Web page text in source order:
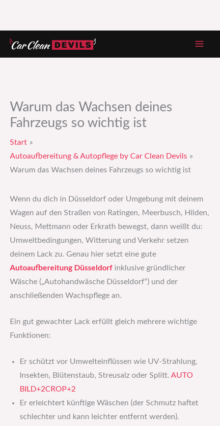
Zum
Inhalt
Warum das Wachsen deines
Fahrzeugs so wichtig ist
Start
Autoaufbereitung & Autopflege by Car Clean Devils
Warum das Wachsen deines Fahrzeugs so wichtig ist
Wenn du dich in Düsseldorf oder Umgebung mit deinem
Wagen auf den Straßen von Ratingen, Meerbusch, Hilden,
Neuss, Mettmann oder Erkrath bewegst, dann weißt du:
Umwelt­bedingungen, Witterung und Verkehr setzen
deinem Lack zu. Genau hier setzt eine gute
Autoaufbereitung Düsseldorf inklusive gründlicher
Wäsche („Autohandwäsche Düsseldorf“) und der
anschließenden Wachspflege an.
Ein gut gewachter Lack erfüllt gleich mehrere wichtige
Funktionen:
Er schützt vor Umwelteinflüssen wie UV-Strahlung,
Insekten, Blütenstaub, Streusalz oder Splitt. AUTO
BILD+2CROP+2
Er erleichtert künftige Wäschen (der Schmutz haftet
schlechter und kann leichter entfernt werden).